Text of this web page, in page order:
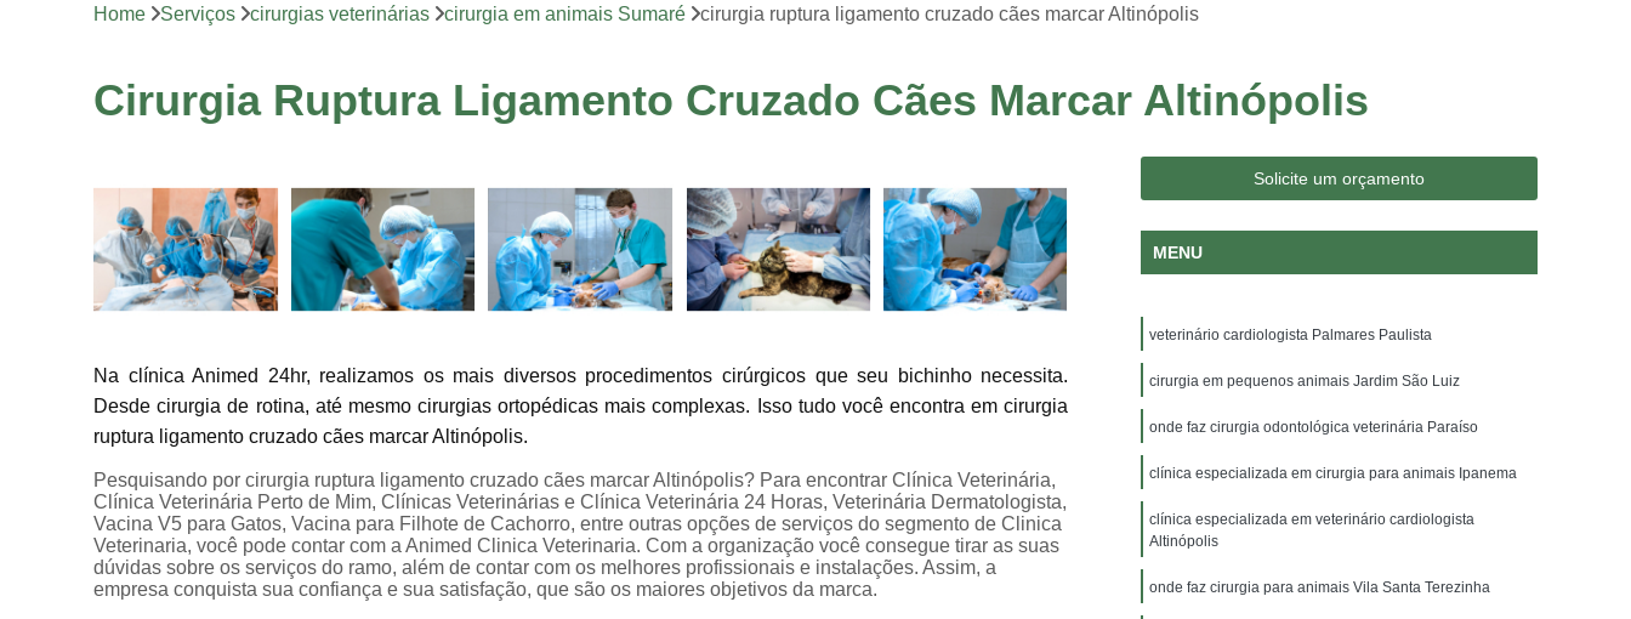
Vacina para
Clínica Veterinária Perto de Mim
Clínica Veterinária Próximo de Mim
Consulta de Veterinário
Consulta Dermatologia Veterinária
Consulta Medico Veterinario
Consulta Veterinária para Gatos
Consulta Veterinária Sumaré
Veterinária Dermatologista
Veterinária Neurologista
Veterinária Oftalmologista
Veterinária Oncologista
Veterinário Gastroenterologista Sumaré
Veterinário Hematologista
Veterinário Nutrólogo
Veterinário Odontologista
Ecocardiograma Veterinário
Exame de Citologia em Cães
Exame de Urina Veterinário
Exame Ortopedico Veterinário
Exame Veterinário
Exame Veterinário Jardim Irajá
Exames Laboratoriais Pet
Exames Laboratoriais Veterinários
Ultrassom Veterinário
Internação 24 Horas para Animais
Internação para Animais
Home Serviços cirurgias veterinárias cirurgia em animais Sumaré cirurgia ruptura ligamento cruzado cães marcar Altinópolis
Cirurgia Ruptura Ligamento Cruzado Cães Marcar Altinópolis
Na clínica Animed 24hr, realizamos os mais diversos procedimentos cirúrgicos que seu bichinho necessita.
Desde cirurgia de rotina, até mesmo cirurgias ortopédicas mais complexas. Isso tudo você encontra em cirurgia
ruptura ligamento cruzado cães marcar Altinópolis.
Pesquisando por cirurgia ruptura ligamento cruzado cães marcar Altinópolis? Para encontrar Clínica Veterinária,
Clínica Veterinária Perto de Mim, Clínicas Veterinárias e Clínica Veterinária 24 Horas, Veterinária Dermatologista,
Vacina V5 para Gatos, Vacina para Filhote de Cachorro, entre outras opções de serviços do segmento de Clinica
Veterinaria, você pode contar com a Animed Clinica Veterinaria. Com a organização você consegue tirar as suas
dúvidas sobre os serviços do ramo, além de contar com os melhores profissionais e instalações. Assim, a
empresa conquista sua confiança e sua satisfação, que são os maiores objetivos da marca.
Solicite um orçamento
MENU
veterinário cardiologista Palmares Paulista
cirurgia em pequenos animais Jardim São Luiz
onde faz cirurgia odontológica veterinária Paraíso
clínica especializada em cirurgia para animais Ipanema
clínica especializada em veterinário cardiologista
Altinópolis
onde faz cirurgia para animais Vila Santa Terezinha